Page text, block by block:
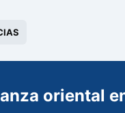
oriental